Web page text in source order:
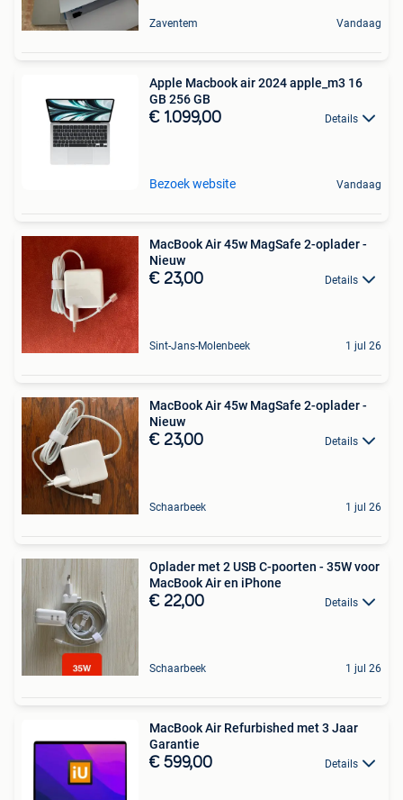
Zaventem Vandaag
Apple Macbook air 2024 apple_m3 16
GB 256 GB
€ 1.099,00 Details
Bezoek website Vandaag
MacBook Air 45w MagSafe 2-oplader -
Nieuw
€ 23,00 Details
Sint-Jans-Molenbeek 1 jul 26
MacBook Air 45w MagSafe 2-oplader -
Nieuw
€ 23,00 Details
Schaarbeek 1 jul 26
Oplader met 2 USB C-poorten - 35W voor
MacBook Air en iPhone
€ 22,00 Details
Schaarbeek 1 jul 26
MacBook Air Refurbished met 3 Jaar
Garantie
€ 599,00 Details